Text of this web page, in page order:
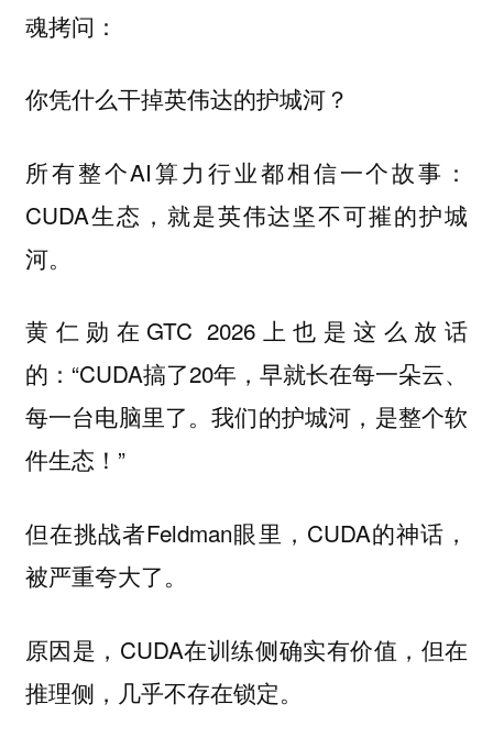
魂拷问：
你凭什么干掉英伟达的护城河？
所有整个AI算力行业都相信一个故事：
CUDA生态，就是英伟达坚不可摧的护城
河。
黄仁勋在GTC 2026上也是这么放话
的：“CUDA搞了20年，早就长在每一朵云、
每一台电脑里了。我们的护城河，是整个软
件生态！”
但在挑战者Feldman眼里，CUDA的神话，
被严重夸大了。
原因是，CUDA在训练侧确实有价值，但在
推理侧，几乎不存在锁定。